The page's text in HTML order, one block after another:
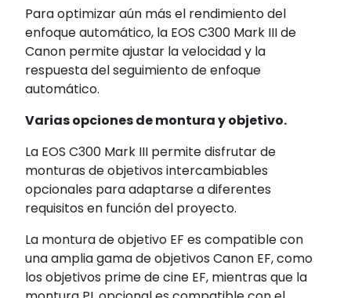
Para optimizar aún más el rendimiento del
enfoque automático, la EOS C300 Mark III de
Canon permite ajustar la velocidad y la
respuesta del seguimiento de enfoque
automático.
Varias opciones de montura y objetivo.
La EOS C300 Mark III permite disfrutar de
monturas de objetivos intercambiables
opcionales para adaptarse a diferentes
requisitos en función del proyecto.
La montura de objetivo EF es compatible con
una amplia gama de objetivos Canon EF, como
los objetivos prime de cine EF, mientras que la